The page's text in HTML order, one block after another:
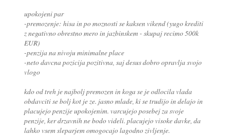
upokojeni par
-premozenje: hisa in po moznosti se kaksen vikend (yugo krediti
z negativno obrestno mero in jazbinskem - skupaj recimo 500k
EUR)
-penzija na nivoju minimalne place
-neto davcna pozicija pozitivna, saj desus dobro opravlja svojo
vlogo
kdo od treh je najbolj premozen in koga se je odlocila vlada
obdavciti se bolj kot je ze. jasno mlade, ki se trudijo in delajo in
placujejo penzije upokojenim. varcujejo posebej za svoje
penzije, ker drzavnih ne bodo videli. placujejo visoke davke, da
lahko vsem sleparjem omogocajo lagodno zivljenje.